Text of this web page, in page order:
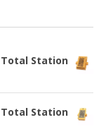
Total Station
Total Station